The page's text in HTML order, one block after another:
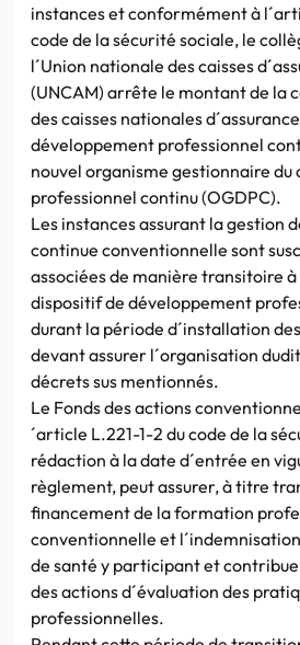
instances et conformément à
code de la sécurité sociale, le
l´Union nationale des caisses
(UNCAM) arrête le montant de la
des caisses nationales
développement professionnel
nouvel organisme gestionnaire
professionnel continu (OGDPC).
Les instances assurant la gestion
continue conventionnelle sont
associées de manière transitoire à
dispositif de développement
durant la période d´installation
devant assurer l´organisation
décrets sus mentionnés.
Le Fonds des actions
´article L.221-1-2 du code de la
rédaction à la date d´entrée en
règlement, peut assurer, à titre
financement de la formation
conventionnelle et
de santé y participant et
des actions d´évaluation des
professionnelles.